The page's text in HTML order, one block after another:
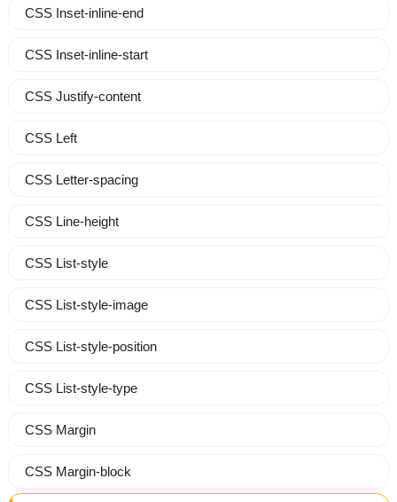
CSS Inset-inline-end
CSS Inset-inline-start
CSS Justify-content
CSS Left
CSS Letter-spacing
CSS Line-height
CSS List-style
CSS List-style-image
CSS List-style-position
CSS List-style-type
CSS Margin
CSS Margin-block